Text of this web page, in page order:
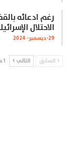
رغم ادعائه
الاحتلال
29-ديسمبر- 2024
السابق التالي 1 من 2٬214